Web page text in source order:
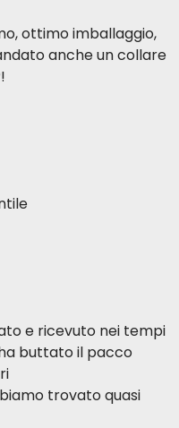
ottimo imballaggio,
anche un collare
e ricevuto nei tempi
buttato il pacco
trovato quasi